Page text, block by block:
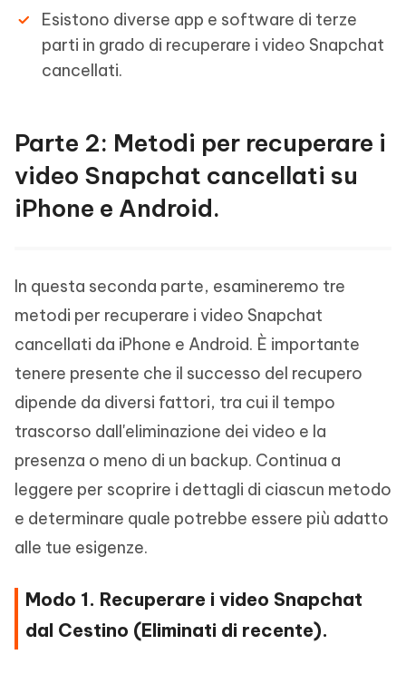
Esistono diverse app e software di terze
parti in grado di recuperare i video Snapchat
cancellati.
Parte 2: Metodi per recuperare i
video Snapchat cancellati su
iPhone e Android.
In questa seconda parte, esamineremo tre
metodi per recuperare i video Snapchat
cancellati da iPhone e Android. È importante
tenere presente che il successo del recupero
dipende da diversi fattori, tra cui il tempo
trascorso dall'eliminazione dei video e la
presenza o meno di un backup. Continua a
leggere per scoprire i dettagli di ciascun metodo
e determinare quale potrebbe essere più adatto
alle tue esigenze.
Modo 1. Recuperare i video Snapchat
dal Cestino (Eliminati di recente).